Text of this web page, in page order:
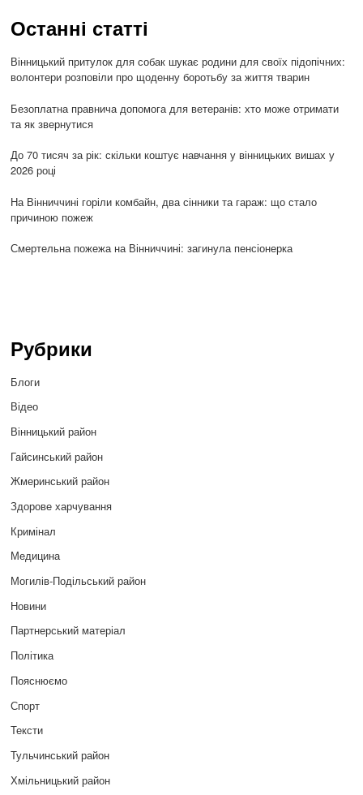
Останні статті
Вінницький притулок для собак шукає родини для своїх підопічних:
волонтери розповіли про щоденну боротьбу за життя тварин
Безоплатна правнича допомога для ветеранів: хто може отримати
та як звернутися
До 70 тисяч за рік: скільки коштує навчання у вінницьких вишах у
2026 році
На Вінниччині горіли комбайн, два сінники та гараж: що стало
причиною пожеж
Смертельна пожежа на Вінниччині: загинула пенсіонерка
Рубрики
Блоги
Відео
Вінницький район
Гайсинський район
Жмеринський район
Здорове харчування
Кримінал
Медицина
Могилів-Подільський район
Новини
Партнерський матеріал
Політика
Пояснюємо
Спорт
Тексти
Тульчинський район
Хмільницький район